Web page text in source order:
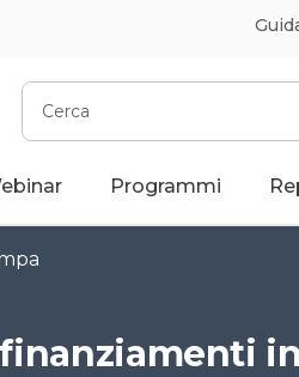
Cerca
Programmi